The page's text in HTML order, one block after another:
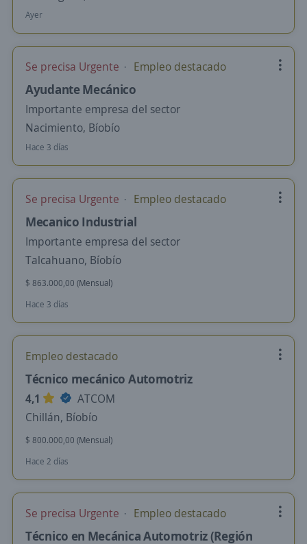
Ayer
Se precisa Urgente Empleo destacado
Ayudante Mecánico
Importante empresa del sector
Nacimiento, Bíobío
Hace 3 días
Se precisa Urgente Empleo destacado
Mecanico Industrial
Importante empresa del sector
Talcahuano, Bíobío
$ 863.000,00 (Mensual)
Hace 3 días
Empleo destacado
Técnico mecánico Automotriz
4,1
ATCOM
Chillán, Bíobío
$ 800.000,00 (Mensual)
Hace 2 días
Se precisa Urgente Empleo destacado
Técnico en Mecánica Automotriz (Región